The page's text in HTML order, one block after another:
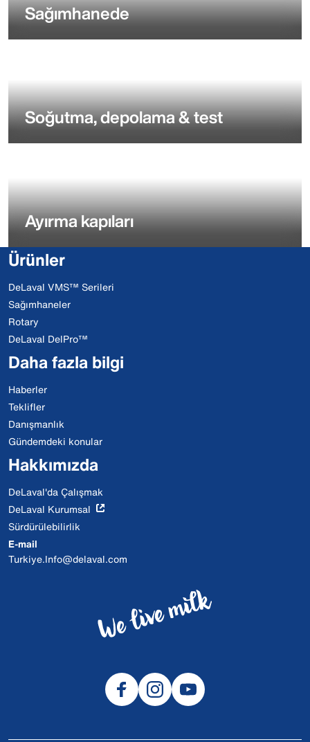
Sağımhanede
Soğutma, depolama & test
Ayırma kapıları
Ürünler
DeLaval VMS™ Serileri
Sağımhaneler
Rotary
DeLaval DelPro™
Daha fazla bilgi
Haberler
Teklifler
Danışmanlık
Gündemdeki konular
Hakkımızda
DeLaval'da Çalışmak
DeLaval Kurumsal
Sürdürülebilirlik
E-mail
Turkiye.Info@delaval.com